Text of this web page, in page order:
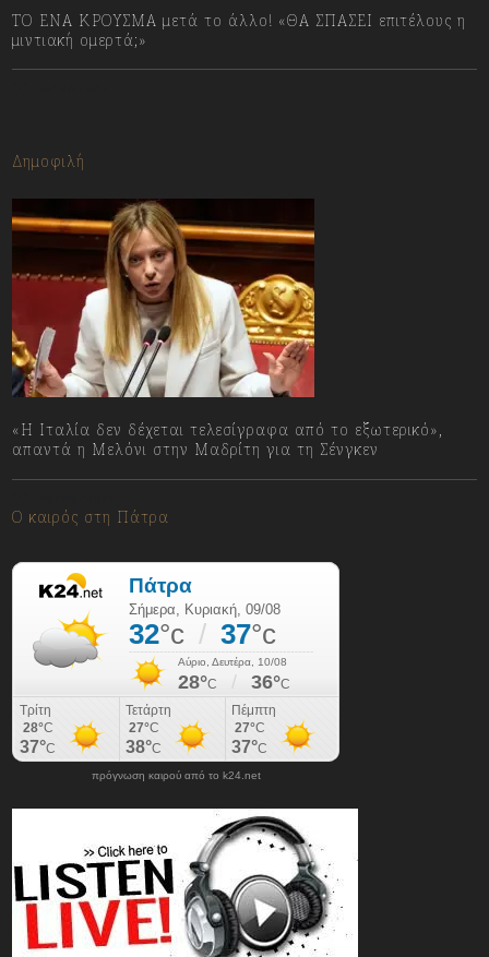
ΤΟ ΕΝΑ ΚΡΟΥΣΜΑ μετά το άλλο! «ΘΑ ΣΠΑΣΕΙ επιτέλους η
μιντιακή ομερτά;»
Δημοφιλή
«Η Ιταλία δεν δέχεται τελεσίγραφα από το εξωτερικό»,
απαντά η Μελόνι στην Μαδρίτη για τη Σένγκεν
Ο καιρός στη Πάτρα
πρόγνωση καιρού από το k24.net